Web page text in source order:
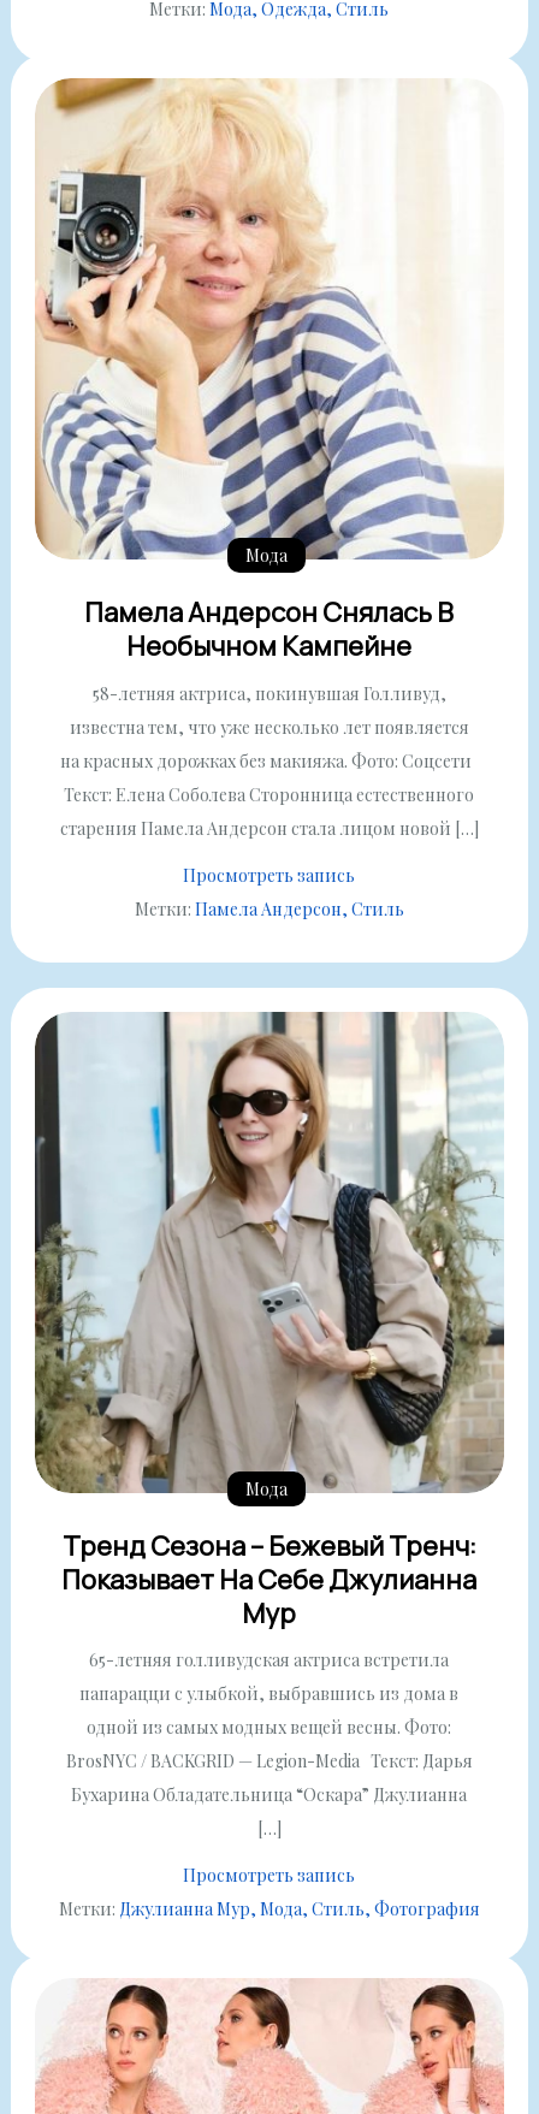
Метки:Мода Одежда Стиль
Мода
Памела Андерсон Снялась В
Необычном Кампейне
58-летняя актриса, покинувшая Голливуд,
известна тем, что уже несколько лет появляется
на красных дорожках без макияжа. Фото: Соцсети
Текст: Елена Соболева Сторонница естественного
старения Памела Андерсон стала лицом новой […]
Просмотреть запись
Метки: Памела Андерсон Стиль
Мода
Тренд Сезона – Бежевый Тренч:
Показывает На Себе Джулианна
Мур
65-летняя голливудская актриса встретила
папарацци с улыбкой, выбравшись из дома в
одной из самых модных вещей весны. Фото:
BrosNYC / BACKGRID — Legion-Media Текст: Дарья
Бухарина Обладательница “Оскара” Джулианна
[…]
Просмотреть запись
Метки: Джулианна Мур Мода Стиль Фотография